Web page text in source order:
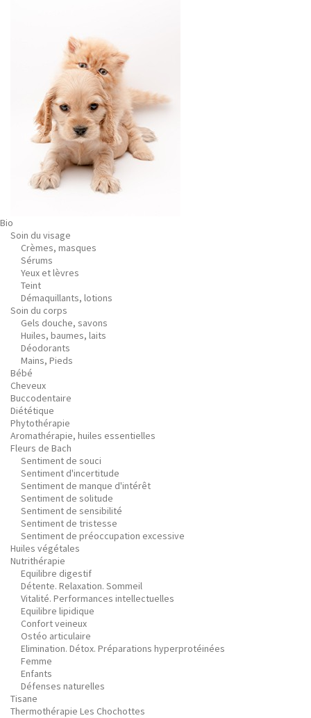
Bio
Soin du visage
Crèmes, masques
Sérums
Yeux et lèvres
Teint
Démaquillants, lotions
Soin du corps
Gels douche, savons
Huiles, baumes, laits
Déodorants
Mains, Pieds
Bébé
Cheveux
Buccodentaire
Diététique
Phytothérapie
Aromathérapie, huiles essentielles
Fleurs de Bach
Sentiment de souci
Sentiment d'incertitude
Sentiment de manque d'intérêt
Sentiment de solitude
Sentiment de sensibilité
Sentiment de tristesse
Sentiment de préoccupation excessive
Huiles végétales
Nutrithérapie
Equilibre digestif
Détente. Relaxation. Sommeil
Vitalité. Performances intellectuelles
Equilibre lipidique
Confort veineux
Ostéo articulaire
Elimination. Détox. Préparations hyperprotéinées
Femme
Enfants
Défenses naturelles
Tisane
Thermothérapie Les Chochottes